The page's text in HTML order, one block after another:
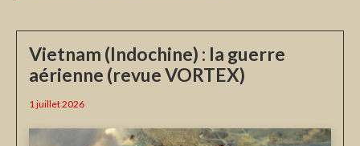
Vietnam (Indochine) : la guerre
aérienne (revue VORTEX)
1 juillet 2026